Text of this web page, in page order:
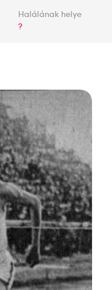
Halálának helye
?